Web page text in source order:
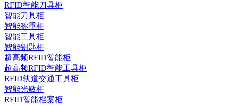
RFID智能刀具柜
智能刀具柜
智能称重柜
智能工具柜
智能钥匙柜
超高频RFID智能柜
超高频RFID智能工具柜
RFID轨道交通工具柜
智能光敏柜
RFID智能档案柜